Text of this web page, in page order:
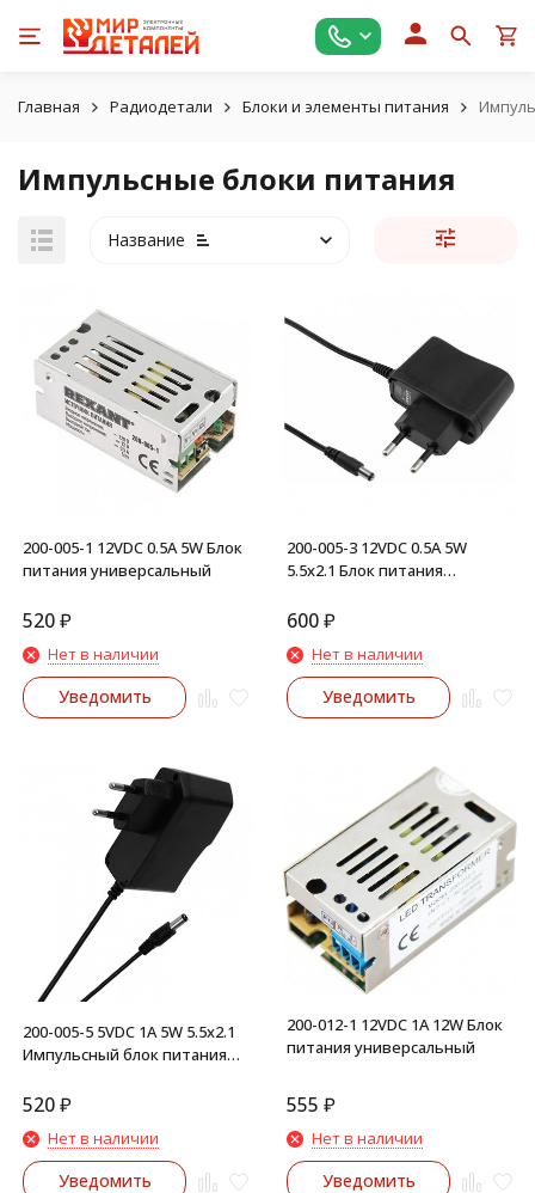
Главная Радиодетали Блоки и элементы питания
Импульсные блоки питания
Название
200-005-1 12VDC 0.5A 5W Блок
питания универсальный
520₽
Нет в наличии
Уведомить
200-005-3 12VDC 0.5А 5W
5.5х2.1 Блок питания
600₽
Нет в наличии
Уведомить
200-005-5 5VDC 1А 5W 5.5х2.1
Импульсный блок питания
520₽
Нет в наличии
Уведомить
200-012-1 12VDC 1A 12W Блок
питания универсальный
555 ₽
Нет в наличии
Уведомить